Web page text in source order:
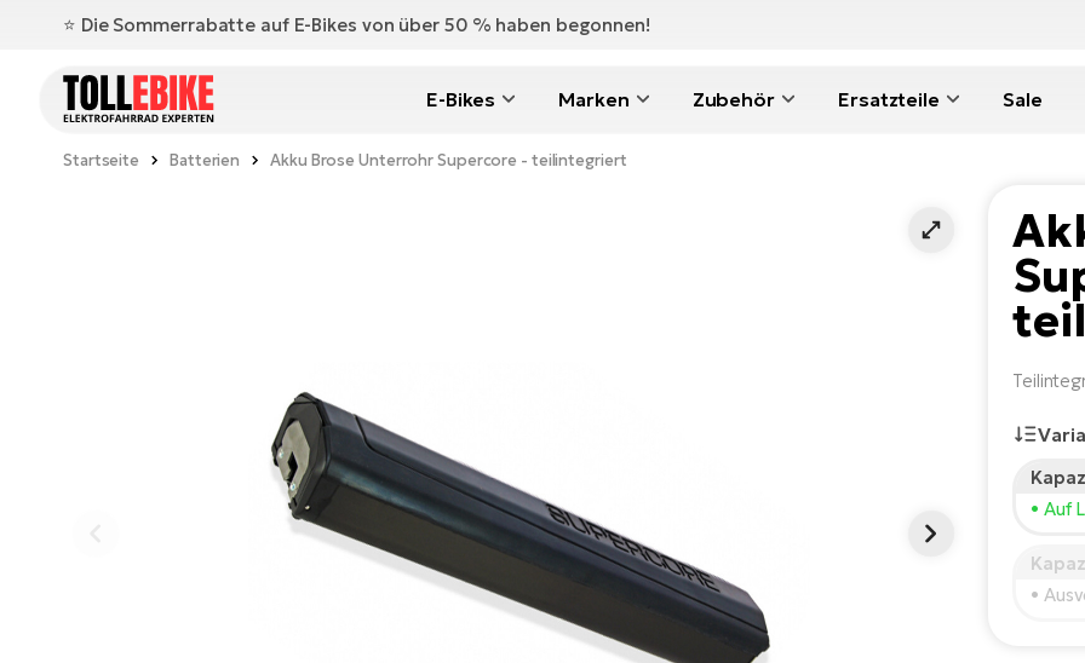
⭐️ Die Sommerrabatte auf E-Bikes von über 50 % haben begonnen!
E-Bikes Marken Zubehör Ersatzteile Sale
Startseite Batterien Akku Brose Unterrohr Supercore - teilintegriert
• Auf
•